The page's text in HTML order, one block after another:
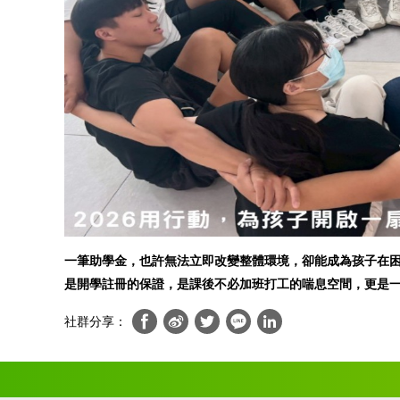
一筆助學金，也許無法立即改變整體環境，卻能成為孩子在
是開學註冊的保證，是課後不必加班打工的喘息空間，更是
社群分享：